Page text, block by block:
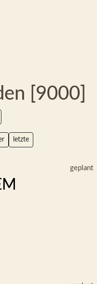
[9000]
letzte
geplant